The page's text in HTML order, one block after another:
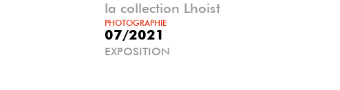
la collection Lhoist
PHOTOGRAPHIE
07/2021
EXPOSITION